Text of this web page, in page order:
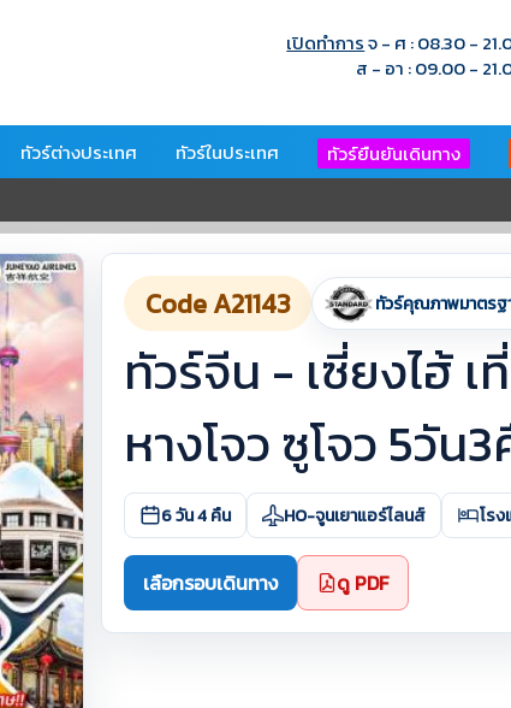
เปิดทำการจ - ศ : 08.30 -
ส - อา : 09.00 -
ทัวร์ต่างประเทศ ทัวร์ในประเทศ ทัวร์ยืนยันเดินทาง
Code A21143 ทัวร์คุณภาพมาตรฐ
ทัวร์จีน - เซี่ยงไฮ้ เ
หางโจว ซูโจว 5วัน
6 วัน 4 คืน HO-จูนเยาแอร์ไลนส์ โรง
เลือกรอบเดินทาง ดู PDF